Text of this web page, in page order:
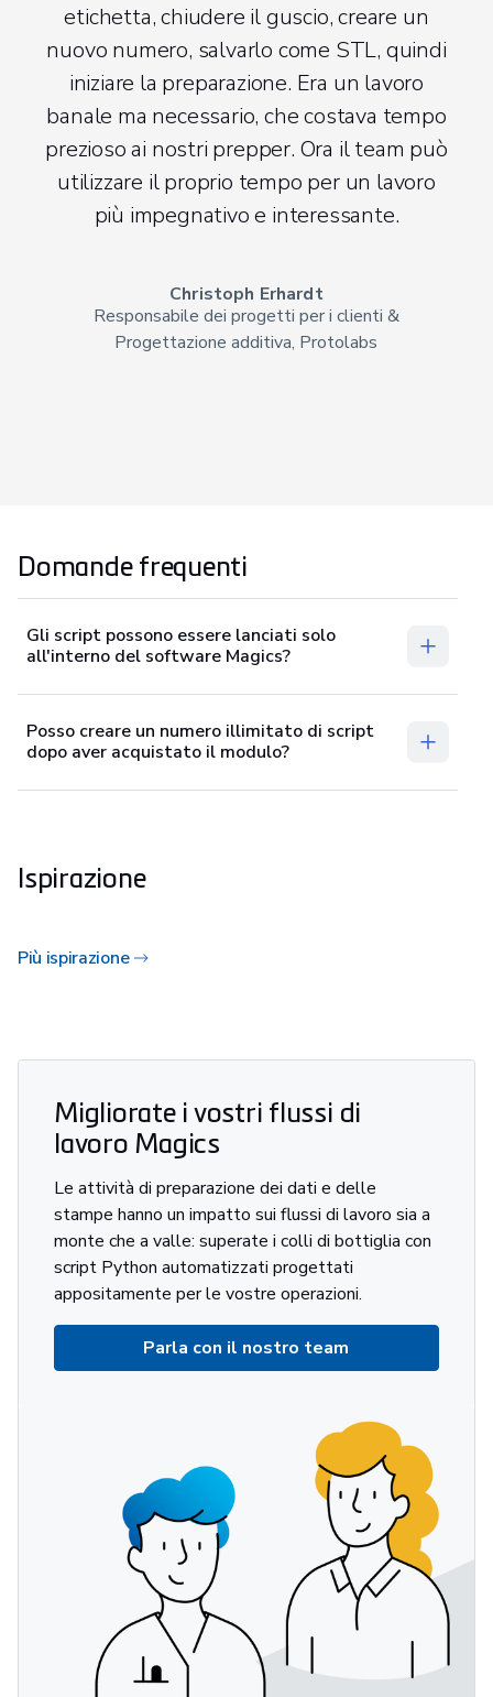
etichetta, chiudere il guscio, creare un
nuovo numero, salvarlo come STL, quindi
iniziare la preparazione. Era un lavoro
banale ma necessario, che costava tempo
prezioso ai nostri prepper. Ora il team può
utilizzare il proprio tempo per un lavoro
più impegnativo e interessante.
Christoph Erhardt
Responsabile dei progetti per i clienti &
Progettazione additiva, Protolabs
Domande frequenti
Gli script possono essere lanciati solo
all'interno del software Magics?
Posso creare un numero illimitato di script
dopo aver acquistato il modulo?
Ispirazione
Più ispirazione
Migliorate i vostri flussi di
lavoro Magics
Le attività di preparazione dei dati e delle
stampe hanno un impatto sui flussi di lavoro sia a
monte che a valle: superate i colli di bottiglia con
script Python automatizzati progettati
appositamente per le vostre operazioni.
Parla con il nostro team